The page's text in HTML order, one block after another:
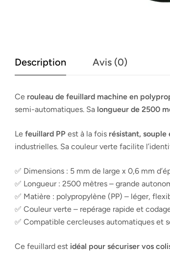
Description Avis (0)
Ce rouleau de feuillard machine en
semi-automatiques. Sa longueur de 2500
Le feuillard PP est à la fois résistant,
industrielles. Sa couleur verte facilite
✅ Dimensions : 5 mm de large x 0,6 mm
✅ Longueur : 2500 mètres – grande
✅ Matière : polypropylène (PP) – léger,
✅ Couleur verte – repérage rapide et
✅ Compatible cercleuses automatiques et
Ce feuillard est idéal pour sécuriser vos